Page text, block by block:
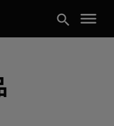
search menu